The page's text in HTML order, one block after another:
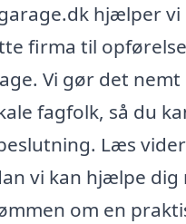
hjælper vi
firma til
Vi gør det
fagfolk, så du
Læs
vi kan hjælpe dig
om en